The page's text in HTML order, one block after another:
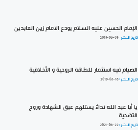
الإمام الحسين عليه السلام يودع الامام زين العابدين
تاريخ النشر :2019-06-09
الصيام فيه استثمار للطاقة الروحية و الأخلاقية
تاريخ النشر :2019-06-16
يا أبا عبد الله نداءٌ يستلهم عبق الشهادة وروح
التضحية
تاريخ النشر :2021-08-22